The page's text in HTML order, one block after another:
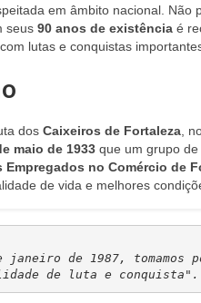
em âmbito nacional.
seus 90 anos de existência é
lutas e conquistas
dos Caixeiros de Fortaleza ,
maio de 1933 que um grupo
no Comércio de
de vida e melhores
janeiro de 1987, tomamos
de luta e conquista".